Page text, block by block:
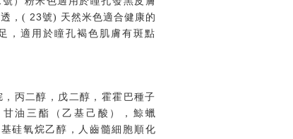
，( 23號) 天然米色適合健康的
，適用於瞳孔褐色肌膚有斑點
丙二醇，戊二醇，霍霍巴種子
油三酯（乙基己酸），鯨蠟
硅氧烷乙醇，人齒髓細胞順化